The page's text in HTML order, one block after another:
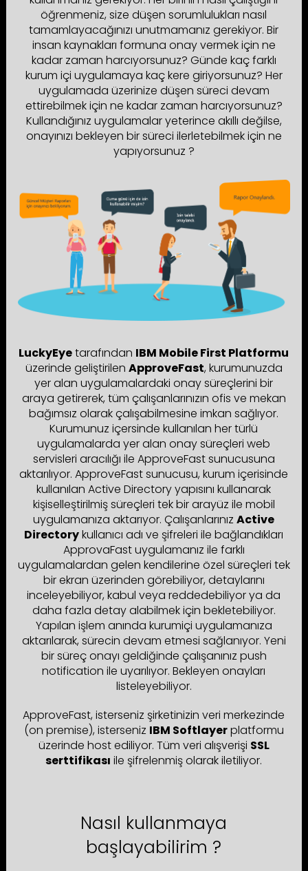
öğrenmeniz, size düşen sorumlulukları nasıl
tamamlayacağınızı unutmamanız gerekiyor. Bir
insan kaynakları formuna onay vermek için ne
kadar zaman harcıyorsunuz? Günde kaç farklı
kurum içi uygulamaya kaç kere giriyorsunuz? Her
uygulamada üzerinize düşen süreci devam
ettirebilmek için ne kadar zaman harcıyorsunuz?
Kullandığınız uygulamalar yeterince akıllı değilse,
onayınızı bekleyen bir süreci ilerletebilmek için ne
yapıyorsunuz ?
LuckyEyetarafından IBM Mobile First Platformu
üzerinde geliştirilen ApproveFast, kurumunuzda
yer alan uygulamalardaki onay süreçlerini bir
araya getirerek, tüm çalışanlarınızın ofis ve mekan
bağımsız olarak çalışabilmesine imkan sağlıyor.
Kurumunuz içersinde kullanılan her türlü
uygulamalarda yer alan onay süreçleri web
servisleri aracılığı ile ApproveFast sunucusuna
aktarılıyor. ApproveFast sunucusu, kurum içerisinde
kullanılan Active Directory yapısını kullanarak
kişiselleştirilmiş süreçleri tek bir arayüz ile mobil
uygulamanıza aktarıyor. ÇalışanlarınızActive
Directorykullanıcı adı ve şifreleri ile bağlandıkları
ApprovaFast uygulamanız ile farklı
uygulamalardan gelen kendilerine özel süreçleri tek
bir ekran üzerinden görebiliyor, detaylarını
inceleyebiliyor, kabul veya reddedebiliyor ya da
daha fazla detay alabilmek için bekletebiliyor.
Yapılan işlem anında kurumiçi uygulamanıza
aktarılarak, sürecin devam etmesi sağlanıyor. Yeni
bir süreç onayı geldiğinde çalışanınız push
notification ile uyarılıyor. Bekleyen onayları
listeleyebiliyor.
ApproveFast, isterseniz şirketinizin veri merkezinde
(on premise), isterseniz IBM Softlayerplatformu
üzerinde host ediliyor. Tüm veri alışverişi SSL
serttifikası ile şifrelenmiş olarak iletiliyor.
Nasıl kullanmaya
başlayabilirim ?